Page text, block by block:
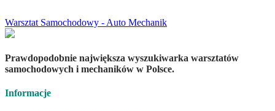
Warsztat Samochodowy - Auto Mechanik
Prawdopodobnie największa wyszukiwarka warsztatów
samochodowych i mechaników w Polsce.
Informacje